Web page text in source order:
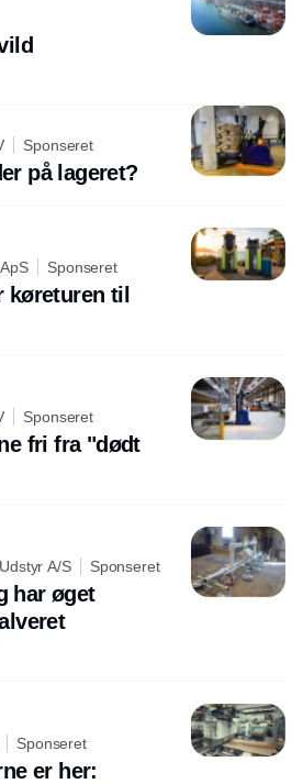
Sponseret
på lageret?
Sponseret
til
Sponseret
fri fra "dødt
A/S Sponseret
har øget
Sponseret
er her: